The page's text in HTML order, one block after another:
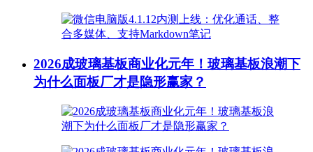
2026成玻璃基板商业化元年！玻璃基板浪潮下
为什么面板厂才是隐形赢家？